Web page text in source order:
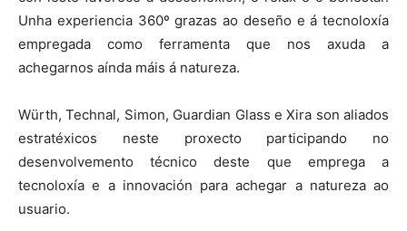
Unha experiencia 360º grazas ao deseño e á tecnoloxía
empregada como ferramenta que nos axuda a
achegarnos aínda máis á natureza.
Würth, Technal, Simon, Guardian Glass e Xira son aliados
estratéxicos neste proxecto participando no
desenvolvemento técnico deste que emprega a
tecnoloxía e a innovación para achegar a natureza ao
usuario.